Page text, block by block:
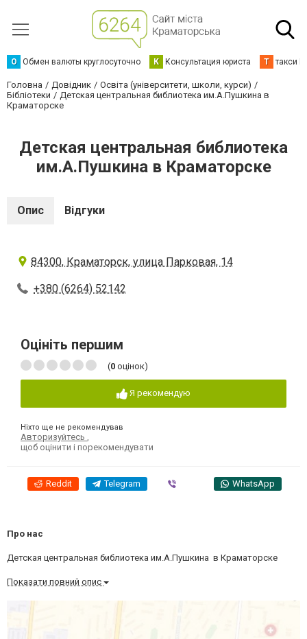
О Обмен валюты круглосуточно К Консультация юриста Т такси
Головна Довідник
Освіта (університети, школи, курси)
Бібліотеки
Детская центральная библиотека им.А.Пушкина в
Краматорске
Детская центральная библиотека
им.А.Пушкина в Краматорске
Опис Відгуки
84300, Краматорск, улица Парковая, 14
+380 (6264) 52142
Оцініть першим
(0 оцінок)
Я рекомендую
Ніхто ще не рекомендував
Авторизуйтесь
щоб оцінити і порекомендувати
Reddit Telegram WhatsApp
Про нас
Детская центральная библиотека им.А.Пушкина в Краматорске
Показати повний опис